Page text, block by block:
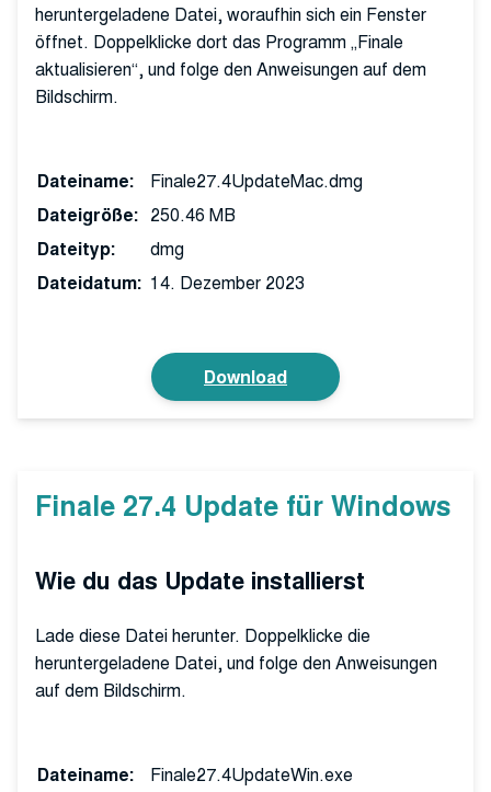
heruntergeladene Datei, woraufhin sich ein Fenster
öffnet. Doppelklicke dort das Programm „Finale
aktualisieren“, und folge den Anweisungen auf dem
Bildschirm.
Dateiname:
Finale27.4UpdateMac.dmg
Dateigröße: 250.46 MB
Dateityp:
dmg
Dateidatum: 14. Dezember 2023
Download
Finale 27.4 Update für Windows
Wie du das Update installierst
Lade diese Datei herunter. Doppelklicke die
heruntergeladene Datei, und folge den Anweisungen
auf dem Bildschirm.
Dateiname:
Finale27.4UpdateWin.exe